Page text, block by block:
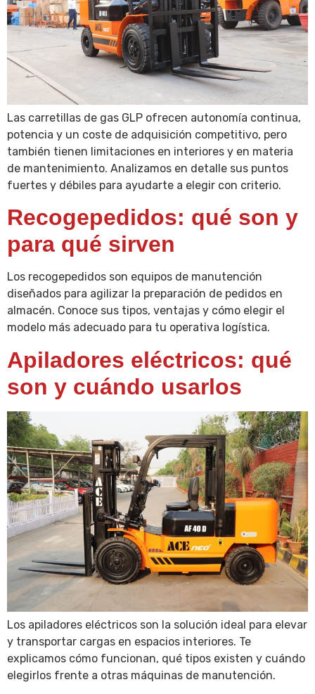
Las carretillas de gas GLP ofrecen autonomía continua,
potencia y un coste de adquisición competitivo, pero
también tienen limitaciones en interiores y en materia
de mantenimiento. Analizamos en detalle sus puntos
fuertes y débiles para ayudarte a elegir con criterio.
Recogepedidos: qué son y
para qué sirven
Los recogepedidos son equipos de manutención
diseñados para agilizar la preparación de pedidos en
almacén. Conoce sus tipos, ventajas y cómo elegir el
modelo más adecuado para tu operativa logística.
Apiladores eléctricos: qué
son y cuándo usarlos
Los apiladores eléctricos son la solución ideal para elevar
y transportar cargas en espacios interiores. Te
explicamos cómo funcionan, qué tipos existen y cuándo
elegirlos frente a otras máquinas de manutención.